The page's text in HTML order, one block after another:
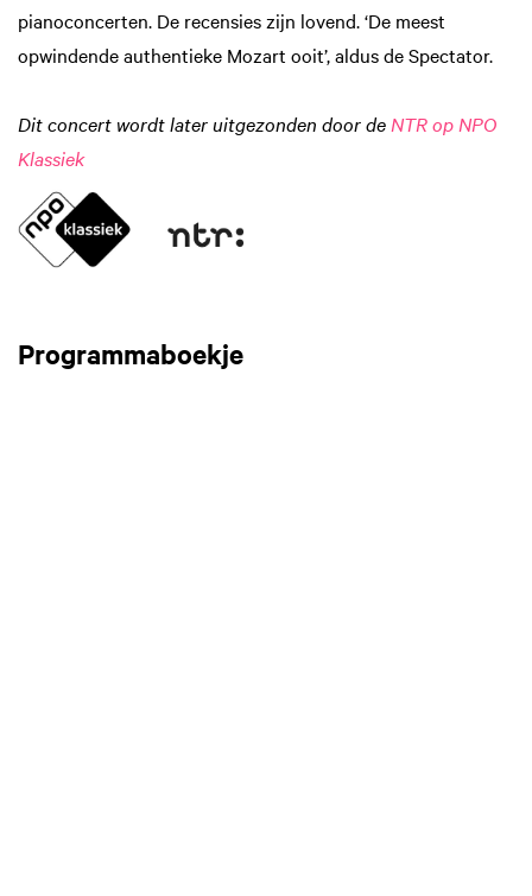
pianoconcerten. De recensies zijn lovend. ‘De meest
opwindende authentieke Mozart ooit’, aldus de Spectator.
Dit concert wordt later uitgezonden door de NTR op NPO
Klassiek
Programmaboekje